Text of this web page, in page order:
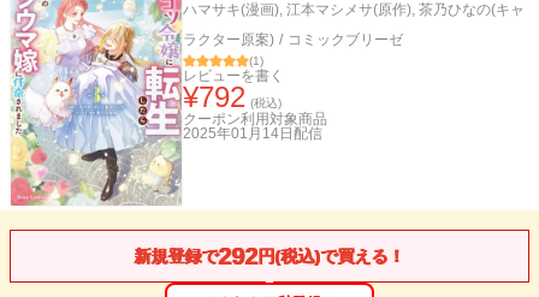
ハマサキ(漫画), 江本マシメサ(原作), 茶乃ひなの(キャ
ラクター原案) / コミックブリーゼ
(1)
レビューを書く
¥792 (税込)
クーポン利用対象商品
2025年01月14日 配信
新規登録で292円(税込)で買える！